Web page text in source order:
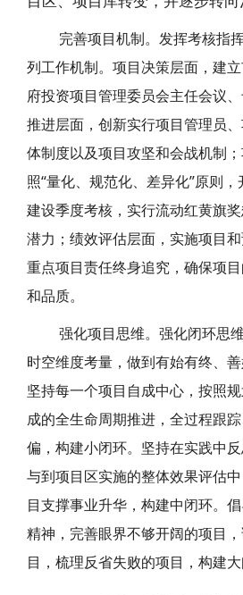
完善项目机制。发挥考核指
列工作机制。项目决策层面，建
府投资项目管理委员会主任会议
推进层面，创新实行项目管理员
体制度以及项目攻坚和会战机制
照“量化、规范化、差异化”原则
建设季度考核，实行流动红黄旗
潜力；绩效评估层面，实施项目
重点项目责任终身追究，确保项
和品质。
强化项目思维。强化闭环思
时空维度考量，做到有始有终、善
坚持每一个项目自成中心，按照
成的全生命周期推进，全过程跟
偏，构建小闭环。坚持在实践中
与到项目区实施的整体效果评估
目支撑事业升华，构建中闭环。
精神，完善眼界不够开阔的项目
目，梳理反省失败的项目，构建大